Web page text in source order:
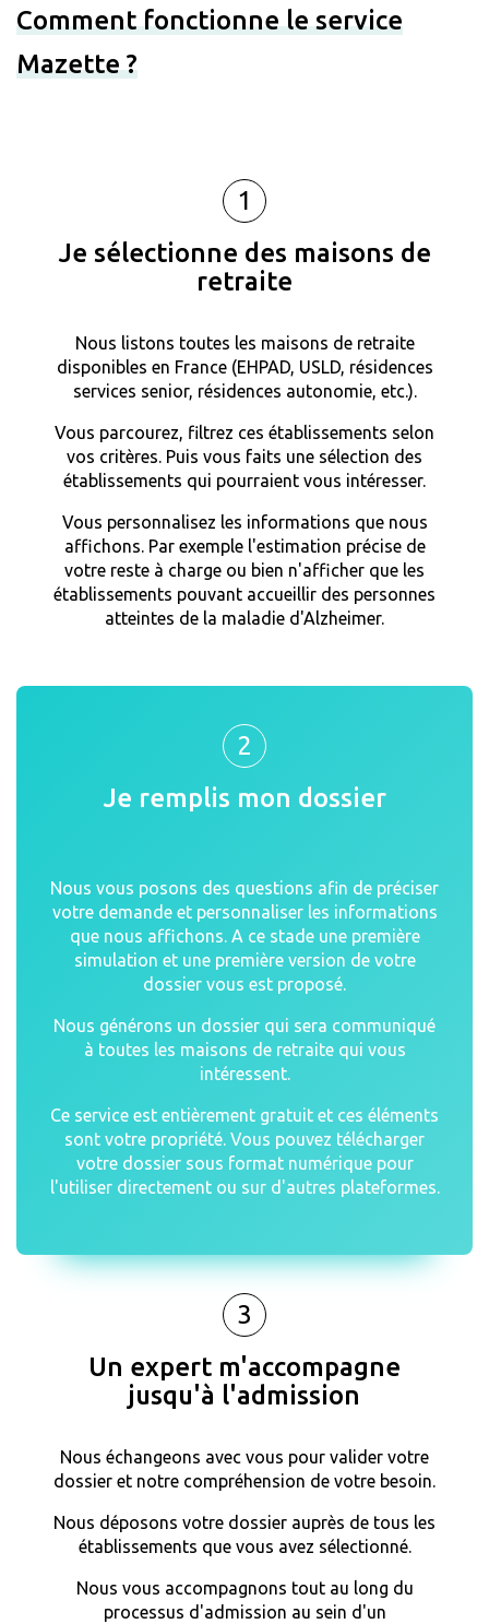
Comment fonctionne le service
Mazette ?
1
Je sélectionne des maisons de
retraite
Nous listons toutes les maisons de retraite
disponibles en France (EHPAD, USLD, résidences
services senior, résidences autonomie, etc.).
Vous parcourez, filtrez ces établissements selon
vos critères. Puis vous faits une sélection des
établissements qui pourraient vous intéresser.
Vous personnalisez les informations que nous
affichons. Par exemple l'estimation précise de
votre reste à charge ou bien n'afficher que les
établissements pouvant accueillir des personnes
atteintes de la maladie d'Alzheimer.
2
Je remplis mon dossier
Nous vous posons des questions afin de préciser
votre demande et personnaliser les informations
que nous affichons. A ce stade une première
simulation et une première version de votre
dossier vous est proposé.
Nous générons un dossier qui sera communiqué
à toutes les maisons de retraite qui vous
intéressent.
Ce service est entièrement gratuit et ces éléments
sont votre propriété. Vous pouvez télécharger
votre dossier sous format numérique pour
l'utiliser directement ou sur d'autres plateformes.
3
Un expert m'accompagne
jusqu'à l'admission
Nous échangeons avec vous pour valider votre
dossier et notre compréhension de votre besoin.
Nous déposons votre dossier auprès de tous les
établissements que vous avez sélectionné.
Nous vous accompagnons tout au long du
processus d'admission au sein d'un